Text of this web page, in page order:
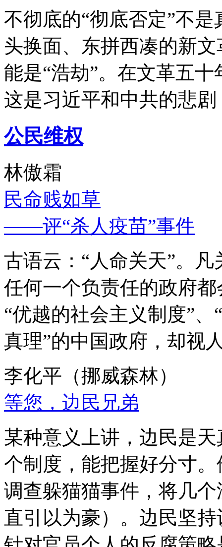
不彻底的“彻底否定”不
头换面、东拼西凑的新
能是“浩劫”。在文革五
这是习近平和中共的悲
公民维权
林傲霜
民命贱如草
——评“杀人疫苗”事件
古语云：“人命关天”。
任何一个负责任的政府
“优越的社会主义制度”
真理”的中国政府，却视
李化平（挪威森林）
等您，边民兄弟
某种意义上讲，边民是
个制度，能把握好分寸
调查躲猫猫事件，将几
直引以为豪）。边民坚